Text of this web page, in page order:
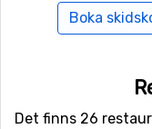
Skidorten är också
testa på
regel börjar
Boka
Det finns 26